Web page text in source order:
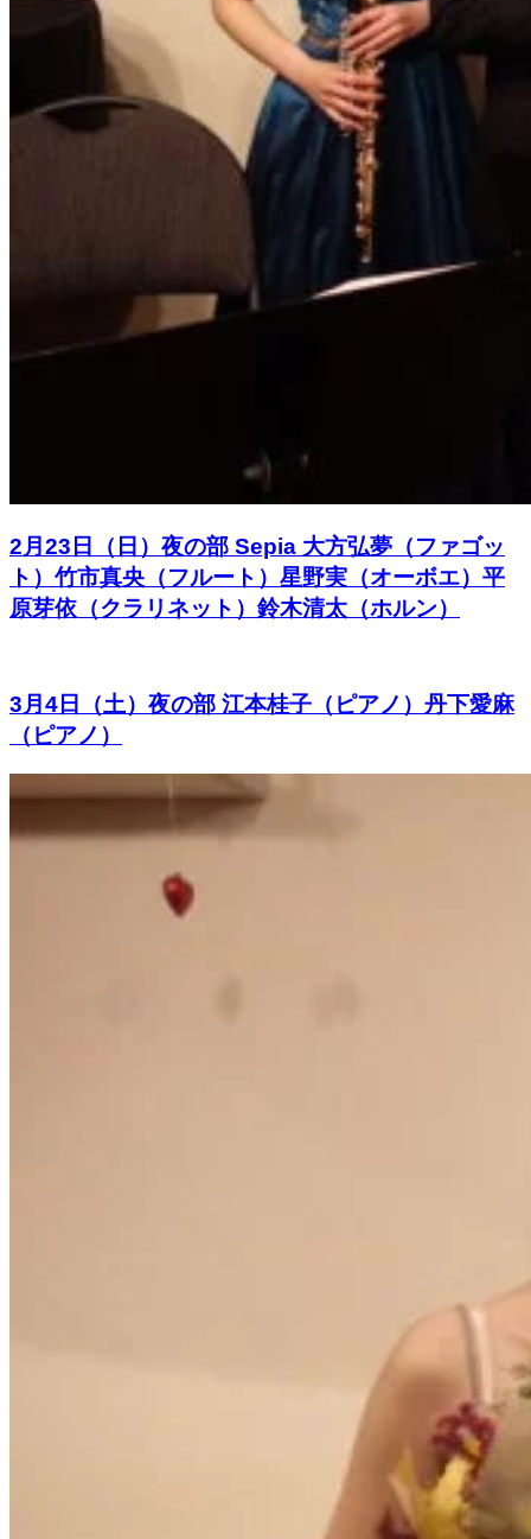
2月23日（日）夜の部 Sepia 大方弘夢（ファゴッ
ト）竹市真央（フルート）星野実（オーボエ）平
原芽依（クラリネット）鈴木清太（ホルン）
3月4日（土）夜の部 江本桂子（ピアノ）丹下愛麻
（ピアノ）